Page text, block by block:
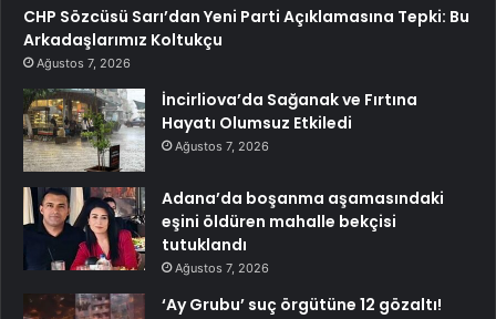
CHP Sözcüsü Sarı’dan Yeni Parti Açıklamasına Tepki: Bu
Arkadaşlarımız Koltukçu
Ağustos 7, 2026
İncirliova’da Sağanak ve Fırtına
Hayatı Olumsuz Etkiledi
Ağustos 7, 2026
Adana’da boşanma aşamasındaki
eşini öldüren mahalle bekçisi
tutuklandı
Ağustos 7, 2026
‘Ay Grubu’ suç örgütüne 12 gözaltı!